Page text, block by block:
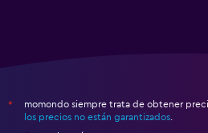
*
momondo siempre trata de obtener
los precios no están garantizados.